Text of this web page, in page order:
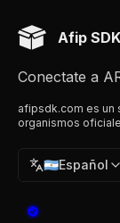
Afip SDK
Conectate a
afipsdk.com es un
organismos
🇦🇷Español